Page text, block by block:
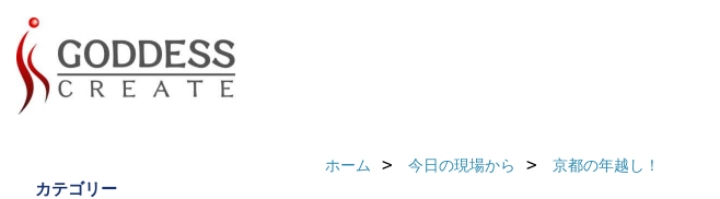
ホーム 今日の現場から 京都の年越し！
カテゴリー